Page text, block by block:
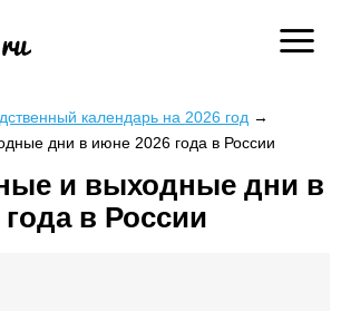
календарь на 2026 год →
дни в июне 2026 года в России
и выходные дни в
в России